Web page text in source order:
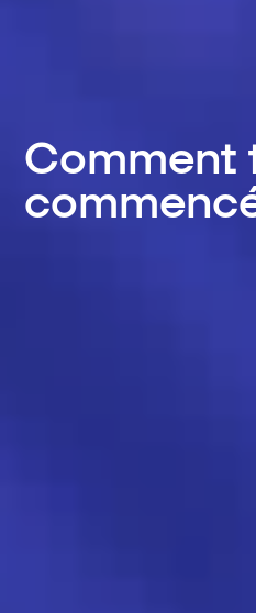
Comment